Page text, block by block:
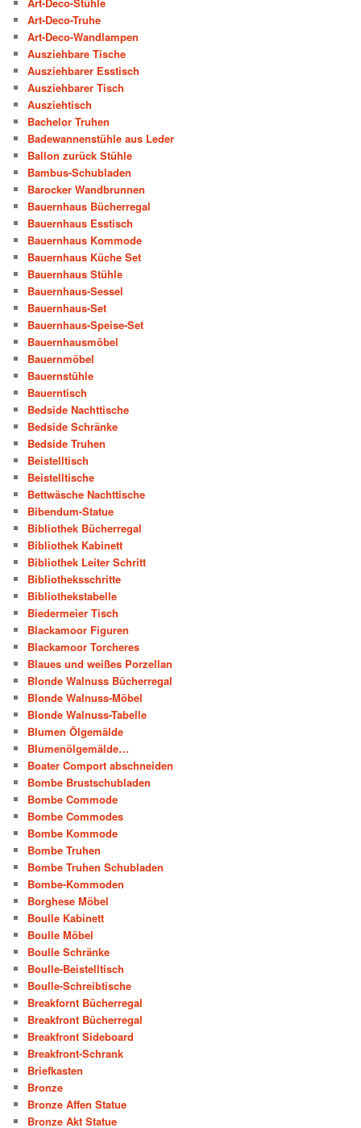
Art-Deco-Truhe
Art-Deco-Wandlampen
Ausziehbare Tische
Ausziehbarer Esstisch
Ausziehbarer Tisch
Ausziehtisch
Bachelor Truhen
Badewannenstühle aus Leder
Ballon zurück Stühle
Bambus-Schubladen
Barocker Wandbrunnen
Bauernhaus Bücherregal
Bauernhaus Esstisch
Bauernhaus Kommode
Bauernhaus Küche Set
Bauernhaus Stühle
Bauernhaus-Sessel
Bauernhaus-Set
Bauernhaus-Speise-Set
Bauernhausmöbel
Bauernmöbel
Bauernstühle
Bauerntisch
Bedside Nachttische
Bedside Schränke
Bedside Truhen
Beistelltisch
Beistelltische
Bettwäsche Nachttische
Bibendum-Statue
Bibliothek Bücherregal
Bibliothek Kabinett
Bibliothek Leiter Schritt
Bibliotheksschritte
Bibliothekstabelle
Biedermeier Tisch
Blackamoor Figuren
Blackamoor Torcheres
Blaues und weißes Porzellan
Blonde Walnuss Bücherregal
Blonde Walnuss-Möbel
Blonde Walnuss-Tabelle
Blumen Ölgemälde
Blumenölgemälde…
Boater Comport abschneiden
Bombe Brustschubladen
Bombe Commode
Bombe Commodes
Bombe Kommode
Bombe Truhen
Bombe Truhen Schubladen
Bombe-Kommoden
Borghese Möbel
Boulle Kabinett
Boulle Möbel
Boulle Schränke
Boulle-Beistelltisch
Boulle-Schreibtische
Breakfornt Bücherregal
Breakfront Bücherregal
Breakfront Sideboard
Breakfront-Schrank
Briefkasten
Bronze
Bronze Affen Statue
Bronze Akt Statue